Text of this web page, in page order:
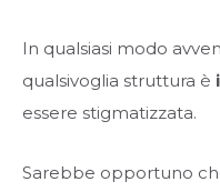
In qualsiasi modo
qualsivoglia struttura è
essere stigmatizzata.
Sarebbe opportuno